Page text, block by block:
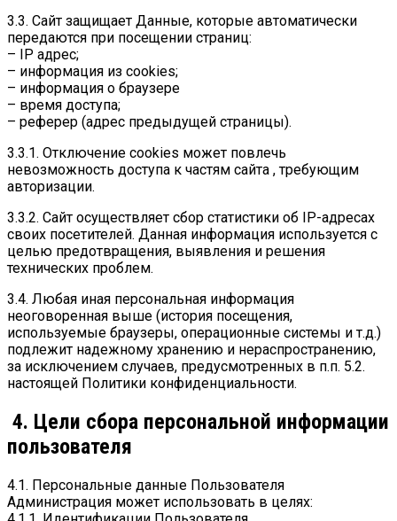
3.3. Сайт защищает Данные, которые автоматически
передаются при посещении страниц:
– IP адрес;
– информация из cookies;
– информация о браузере
– время доступа;
– реферер (адрес предыдущей страницы).
3.3.1. Отключение cookies может повлечь
невозможность доступа к частям сайта , требующим
авторизации.
3.3.2. Сайт осуществляет сбор статистики об IP-адресах
своих посетителей. Данная информация используется с
целью предотвращения, выявления и решения
технических проблем.
3.4. Любая иная персональная информация
неоговоренная выше (история посещения,
используемые браузеры, операционные системы и т.д.)
подлежит надежному хранению и нераспространению,
за исключением случаев, предусмотренных в п.п. 5.2.
настоящей Политики конфиденциальности.
4. Цели сбора персональной информации
пользователя
4.1. Персональные данные Пользователя
Администрация может использовать в целях: